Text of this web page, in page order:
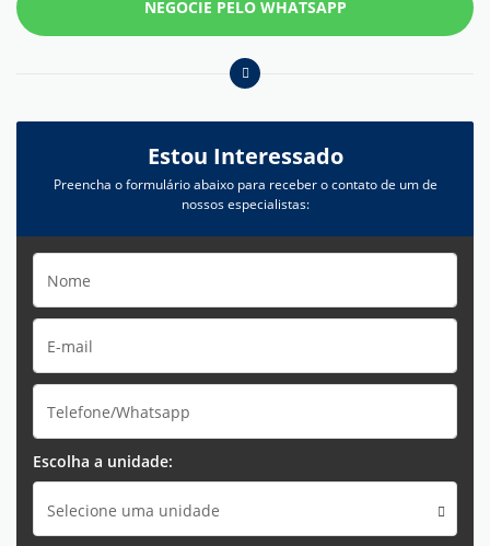
NEGOCIE PELO WHATSAPP
Estou Interessado
Preencha o formulário abaixo para receber o contato de um de
nossos especialistas:
Escolha a unidade:
Selecione uma unidade